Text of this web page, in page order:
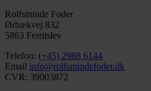
Rolfsminde Foder
Ørbækvej 832
5863 Ferritslev
Telefon: (+45) 2988 6144
Email info@rolfsmindefoder.dk
CVR: 39003872